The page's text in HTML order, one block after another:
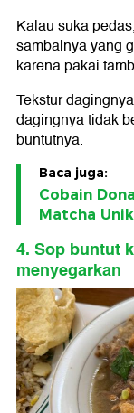
Kalau suka
sambalnya yang
karena pakai
Tekstur
dagingnya tidak
buntutnya.
Baca juga:
Cobain
Matcha
4. Sop buntut
menyegarkan